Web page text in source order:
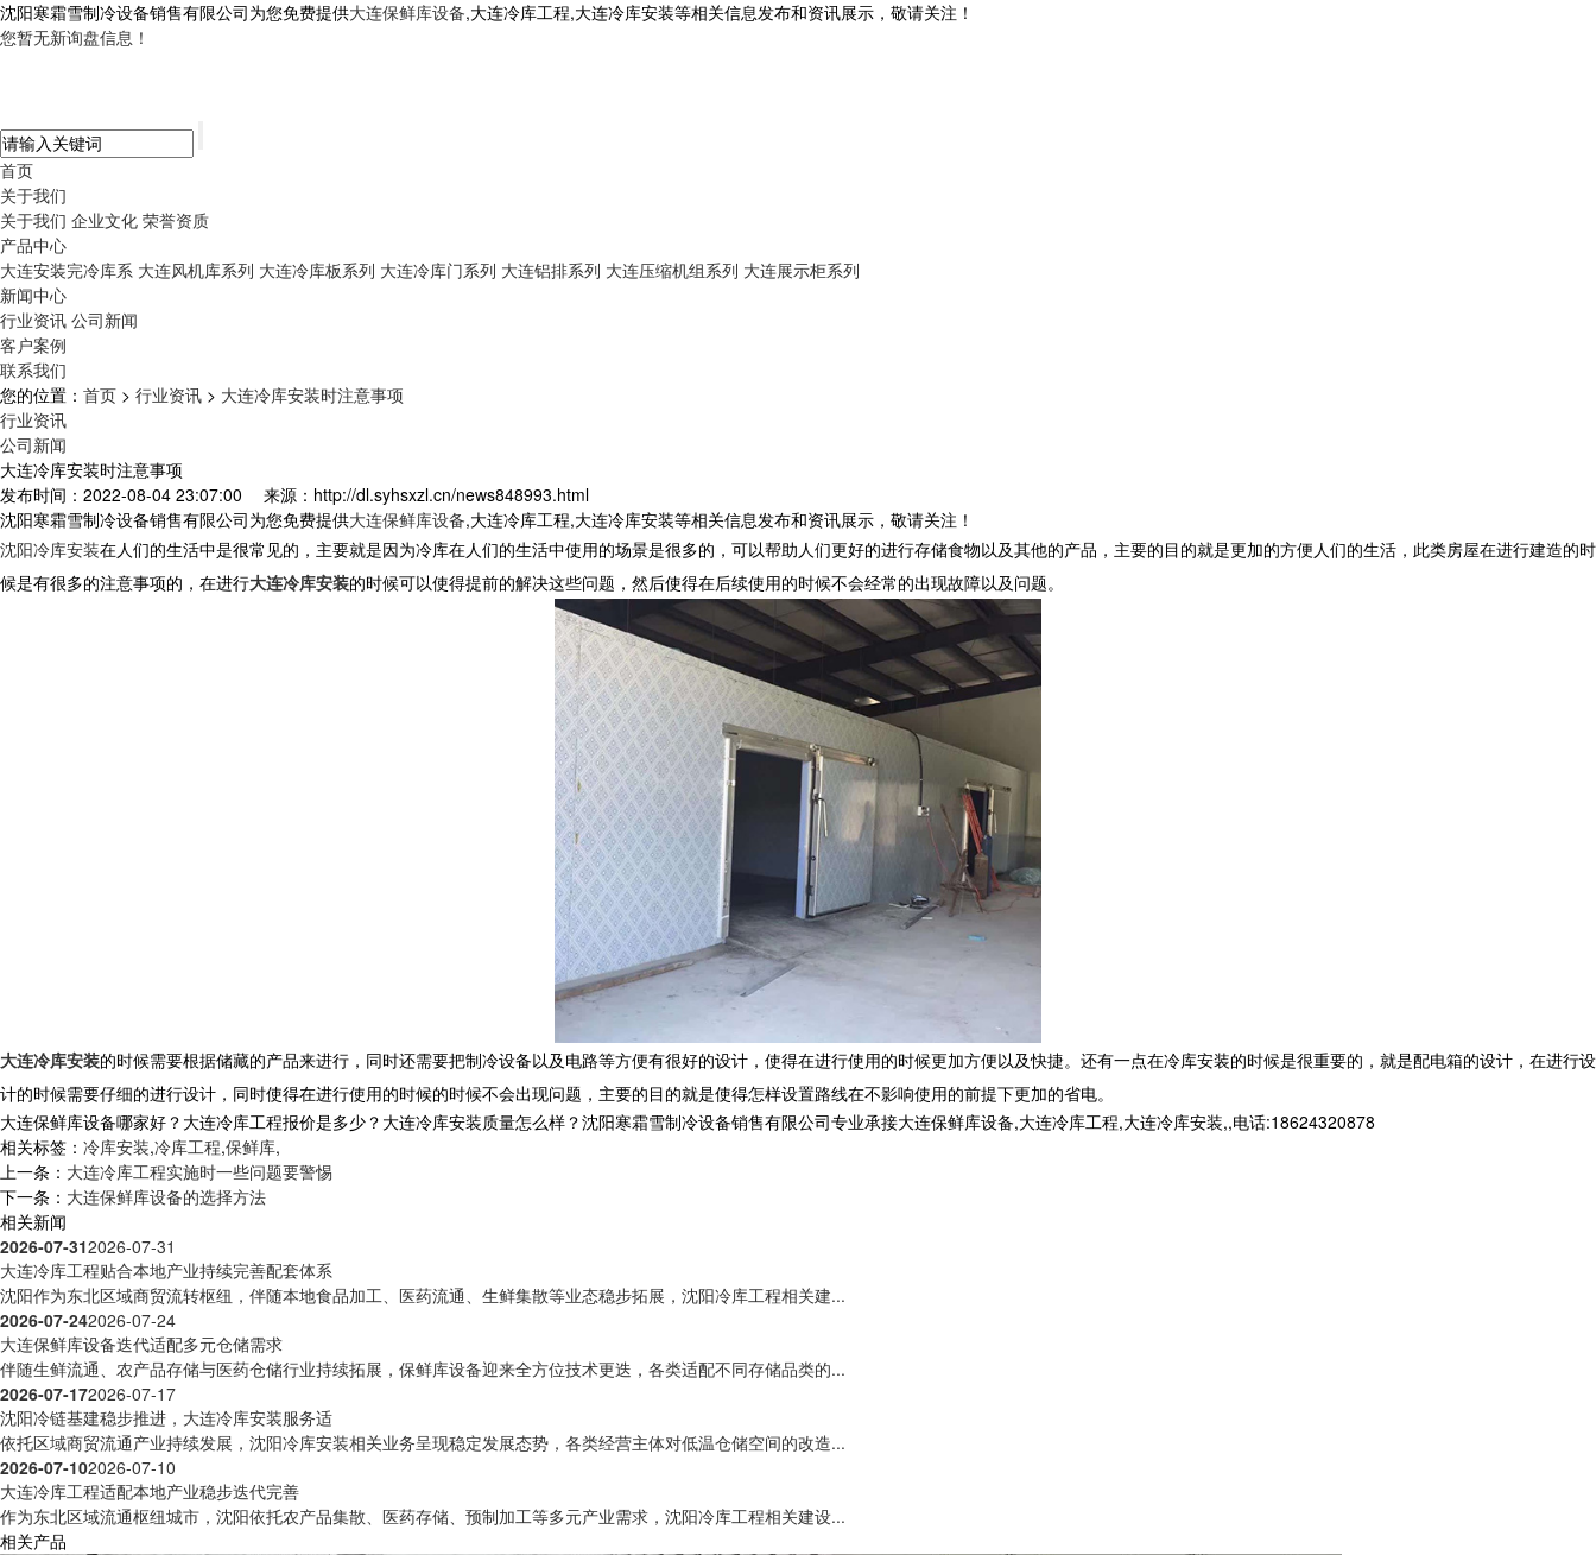
沈阳寒霜雪制冷设备销售有限公司为您免费提供大连保鲜库设备,大连冷库工程,大连冷库安装等相关信息发布和资讯展示，敬请关注！
您暂无新询盘信息！
首页
关于我们
关于我们 企业文化 荣誉资质
产品中心
大连安装完冷库系 大连风机库系列 大连冷库板系列 大连冷库门系列 大连铝排系列 大连压缩机组系列 大连展示柜系列
新闻中心
行业资讯 公司新闻
客户案例
联系我们
您的位置： 首页 > 行业资讯 > 大连冷库安装时注意事项
行业资讯
公司新闻
大连冷库安装时注意事项
发布时间：2022-08-04 23:07:00
来源：http://dl.syhsxzl.cn/news848993.html
沈阳寒霜雪制冷设备销售有限公司为您免费提供大连保鲜库设备,大连冷库工程,大连冷库安装等相关信息发布和资讯展示，敬请关注！
沈阳冷库安装在人们的生活中是很常见的，主要就是因为冷库在人们的生活中使用的场景是很多的，可以帮助人们更好的进行存储食物以及其他的产品，主要的目的就是更加的方便人们的生活，此类房屋在进行建造的时
候是有很多的注意事项的，在进行大连冷库安装的时候可以使得提前的解决这些问题，然后使得在后续使用的时候不会经常的出现故障以及问题。
大连冷库安装的时候需要根据储藏的产品来进行，同时还需要把制冷设备以及电路等方便有很好的设计，使得在进行使用的时候更加方便以及快捷。还有一点在冷库安装的时候是很重要的，就是配电箱的设计，在进行设
计的时候需要仔细的进行设计，同时使得在进行使用的时候的时候不会出现问题，主要的目的就是使得怎样设置路线在不影响使用的前提下更加的省电。
大连保鲜库设备哪家好？大连冷库工程报价是多少？大连冷库安装质量怎么样？沈阳寒霜雪制冷设备销售有限公司专业承接大连保鲜库设备,大连冷库工程,大连冷库安装,,电话:18624320878
相关标签： 冷库安装,冷库工程,保鲜库,
上一条： 大连冷库工程实施时一些问题要警惕
下一条： 大连保鲜库设备的选择方法
相关新闻
2026-07-312026-07-31
大连冷库工程贴合本地产业持续完善配套体系
沈阳作为东北区域商贸流转枢纽，伴随本地食品加工、医药流通、生鲜集散等业态稳步拓展，沈阳冷库工程相关建...
2026-07-242026-07-24
大连保鲜库设备迭代适配多元仓储需求
伴随生鲜流通、农产品存储与医药仓储行业持续拓展，保鲜库设备迎来全方位技术更迭，各类适配不同存储品类的...
2026-07-172026-07-17
沈阳冷链基建稳步推进，大连冷库安装服务适
依托区域商贸流通产业持续发展，沈阳冷库安装相关业务呈现稳定发展态势，各类经营主体对低温仓储空间的改造...
2026-07-102026-07-10
大连冷库工程适配本地产业稳步迭代完善
作为东北区域流通枢纽城市，沈阳依托农产品集散、医药存储、预制加工等多元产业需求，沈阳冷库工程相关建设...
相关产品